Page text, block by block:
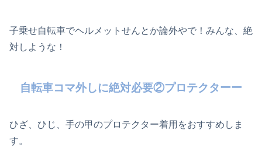
子乗せ自転車でヘルメットせんとか論外やで！みんな、絶
対しような！
自転車コマ外しに絶対必要②プロテクターー
ひざ、ひじ、手の甲のプロテクター着用をおすすめしま
す。